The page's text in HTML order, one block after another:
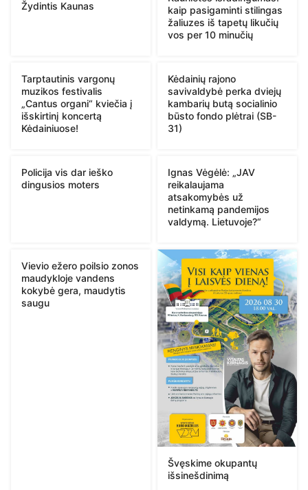
Žydintis Kaunas
kaip pasigaminti stilingas
žaliuzes iš tapetų likučių
vos per 10 minučių
Tarptautinis vargonų
muzikos festivalis
„Cantus organi“ kviečia į
išskirtinį koncertą
Kėdainiuose!
Kėdainių rajono
savivaldybė perka dviejų
kambarių butą socialinio
būsto fondo plėtrai (SB-
31)
Policija vis dar ieško
dingusios moters
Ignas Vėgėlė: „JAV
reikalaujama
atsakomybės už
netinkamą pandemijos
valdymą. Lietuvoje?“
Vievio ežero poilsio zonos
maudykloje vandens
kokybė gera, maudytis
saugu
Švęskime okupantų
išsinešdinimą